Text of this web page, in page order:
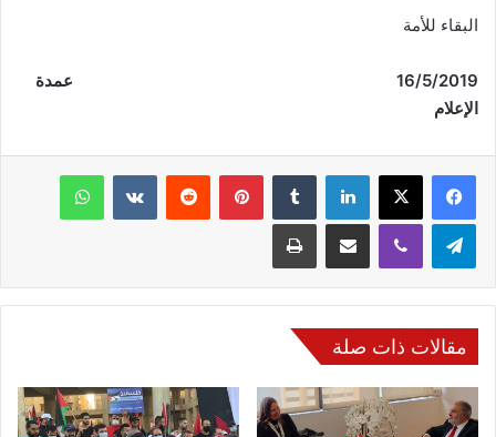
البقاء للأمة
16/5
/2019 عمدة
الإعلام
فيسبوك لينكدإن بينتيريست
مقالات ذات صلة